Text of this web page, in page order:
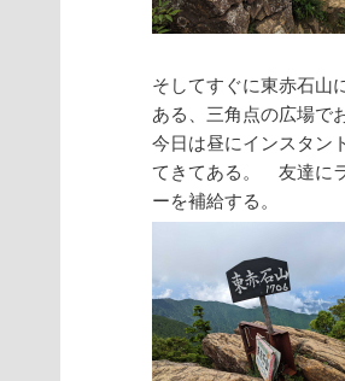
そしてすぐに東赤石山
ある、三角点の広場で
今日は昼にインスタン
てきてある。 友達に
ーを補給する。